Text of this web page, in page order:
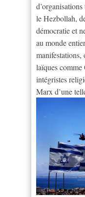
le Hezbollah,
démocratie et
au monde
manifestations,
laïques
intégristes
Marx d’une